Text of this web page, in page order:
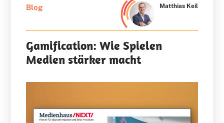
Blog Matthias Keil
Gamification: Wie Spielen
Medien stärker macht